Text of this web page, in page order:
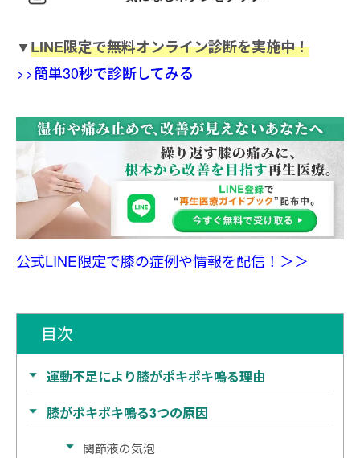
▼LINE限定で無料オンライン診断を実施中！
>>簡単30秒で診断してみる
公式LINE限定で膝の症例や情報を配信！＞＞
目次
運動不足により膝がポキポキ鳴る理由
膝がポキポキ鳴る3つの原因
関節液の気泡